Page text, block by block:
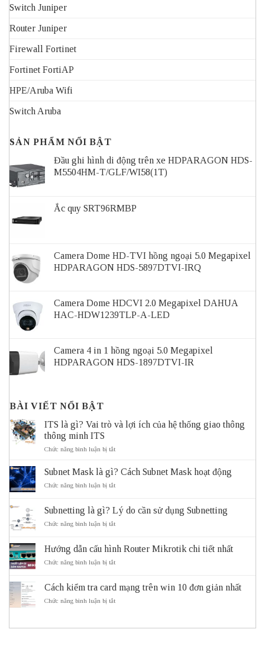
Switch Juniper
Router Juniper
Firewall Fortinet
Fortinet FortiAP
HPE/Aruba Wifi
Switch Aruba
SẢN PHẨM NỔI BẬT
Đầu ghi hình di động trên xe HDPARAGON HDS-
M5504HM-T/GLF/WI58(1T)
Ắc quy SRT96RMBP
Camera Dome HD-TVI hồng ngoại 5.0 Megapixel
HDPARAGON HDS-5897DTVI-IRQ
Camera Dome HDCVI 2.0 Megapixel DAHUA
HAC-HDW1239TLP-A-LED
Camera 4 in 1 hồng ngoại 5.0 Megapixel
HDPARAGON HDS-1897DTVI-IR
BÀI VIẾT NỔI BẬT
ITS là gì? Vai trò và lợi ích của hệ thống giao thông
thông minh ITS
Chức năng bình luận bị tắtở
gì?
Vai
lợi
thống
thông
ITS
Subnet Mask là gì? Cách Subnet Mask hoạt động
Chức năng bình luận bị tắtở
là
Mask
động
Subnetting là gì? Lý do cần sử dụng Subnetting
Chức năng bình luận bị tắtở
gì?
sử
dụng
Subnetting
Hướng dẫn cấu hình Router Mikrotik chi tiết nhất
Chức năng bình luận bị tắtở
cấu
Cách kiểm tra card mạng trên win 10 đơn giản nhất
Chức năng bình luận bị tắtở
tra